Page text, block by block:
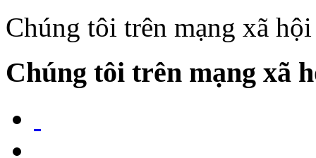
Chúng tôi trên mạng xã hội
Chúng tôi trên mạng xã